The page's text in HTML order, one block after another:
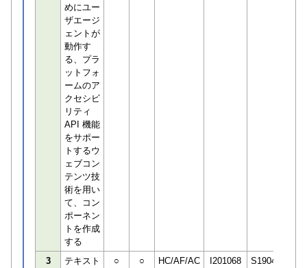
めにユー
ザエージ
ェントが
動作す
る、プラ
ットフォ
ームのア
クセシビ
リティ
API 機能
をサポー
トするウ
ェブコン
テンツ技
術を用い
て、コン
ポーネン
トを作成
する
3
テキスト
○ ○ HC/AF/AC
I201068
S190498